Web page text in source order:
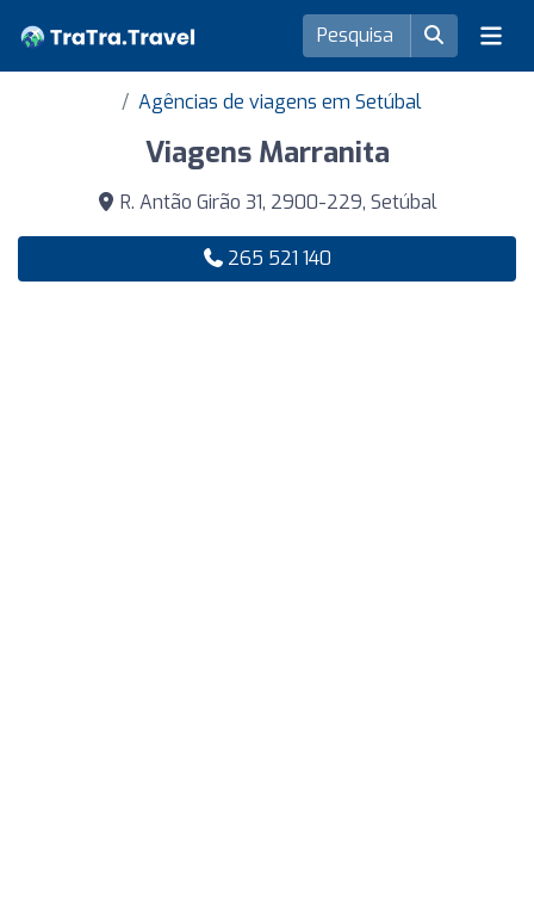
Agências de viagens em Setúbal
Viagens Marranita
R. Antão Girão 31, 2900-229, Setúbal
265 521 140